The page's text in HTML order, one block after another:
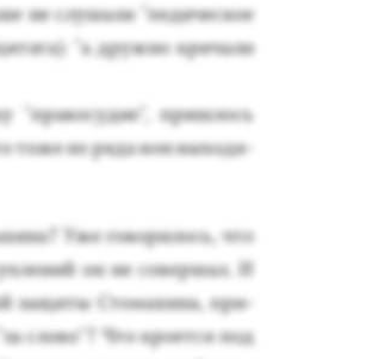
не слу­шали "пе­дичес­кое
"а друж­но кри­чали
"пра­восу­дие", приш­лось
то­же из ря­да вон вы­ходя­
Уже говoри­лось, что
он не со­вер­шал. И
за­щиты Сто­махи­на, при­
сло­во"? Что кро­ет­ся под